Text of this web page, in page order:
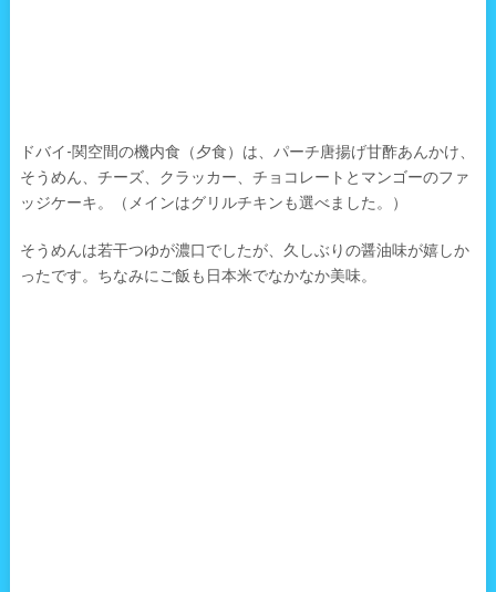
ドバイ-関空間の機内食（夕食）は、パーチ唐揚げ甘酢あんかけ、
そうめん、チーズ、クラッカー、チョコレートとマンゴーのファ
ッジケーキ。（メインはグリルチキンも選べました。）
そうめんは若干つゆが濃口でしたが、久しぶりの醤油味が嬉しか
ったです。ちなみにご飯も日本米でなかなか美味。